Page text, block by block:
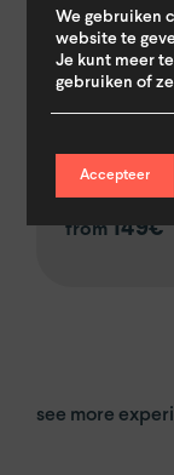
Whether
owl, a
from149€
see more
We gebruiken
website te
Je kunt meer
gebruiken of
Accepteer